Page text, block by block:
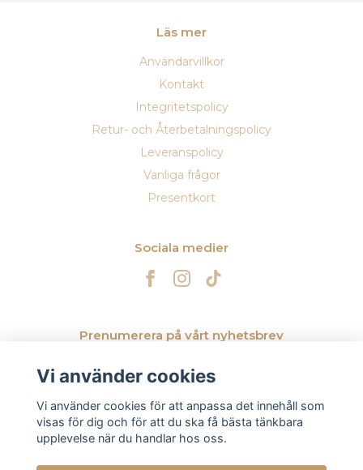
Läs mer
Användarvillkor
Kontakt
Integritetspolicy
Retur- och Återbetalningspolicy
Leveranspolicy
Vanliga frågor
Presentkort
Sociala medier
Prenumerera på vårt nyhetsbrev
Vi använder cookies
Vi använder cookies för att anpassa det innehåll som
visas för dig och för att du ska få bästa tänkbara
upplevelse när du handlar hos oss.